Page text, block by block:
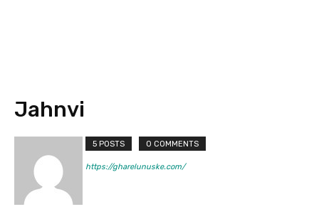
Jahnvi
5 POSTS 0 COMMENTS
https://gharelunuske.com/